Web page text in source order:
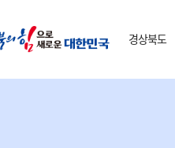
경상북도